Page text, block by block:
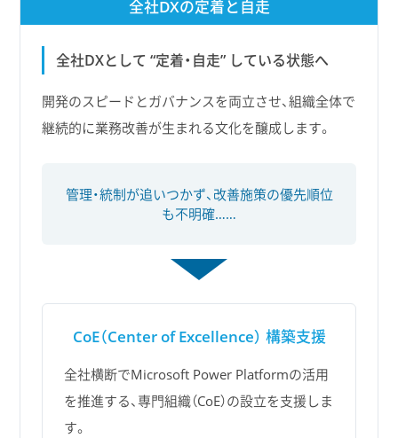
全社DXの定着と自走
全社DXとして “定着・自走” している状態へ
開発のスピードとガバナンスを両立させ、組織全体で
継続的に業務改善が生まれる文化を醸成します。
管理・統制が追いつかず、改善施策の優先順位
も不明確……
CoE（Center of Excellence） 構築支援
全社横断でMicrosoft Power Platformの活用
を推進する、専門組織（CoE）の設立を支援しま
す。